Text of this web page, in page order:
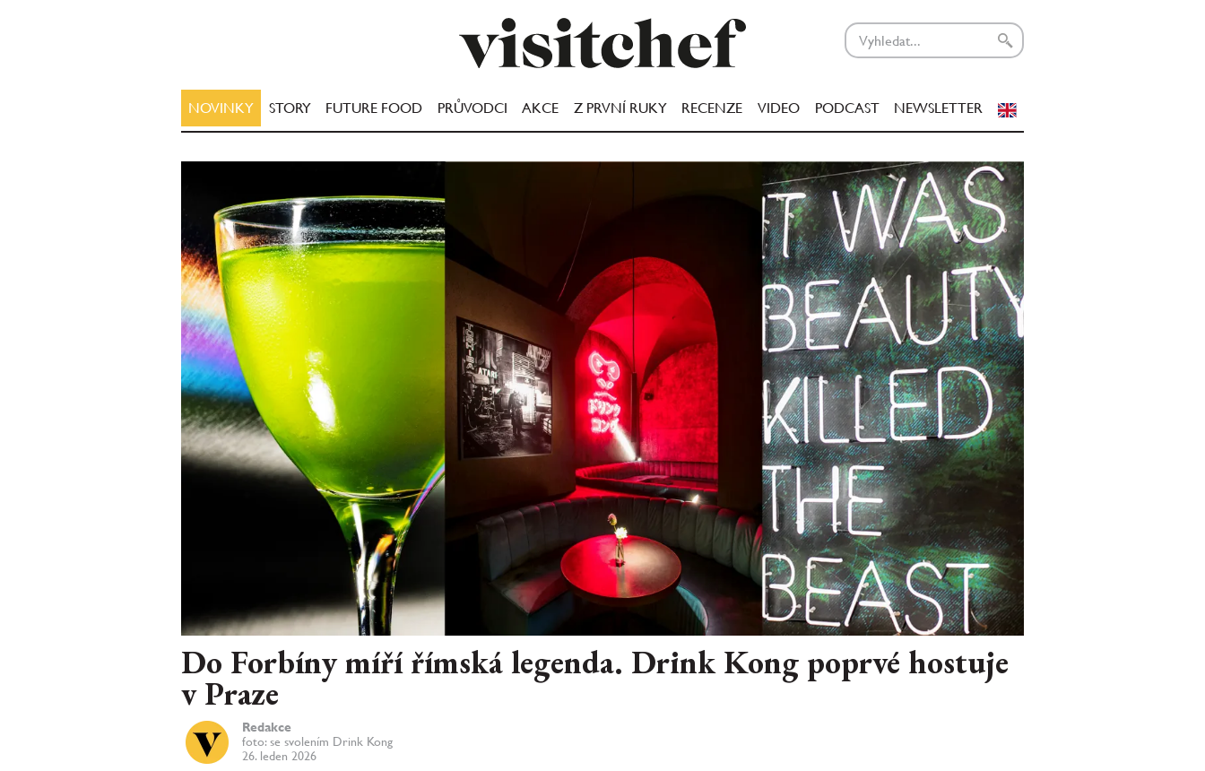
NOVINKY STORY FUTURE FOOD PRŮVODCI AKCE Z PRVNÍ RUKY RECENZE VIDEO PODCAST NEWSLETTER
Do Forbíny míří římská legenda. Drink Kong poprvé hostuje
v Praze
Redakce
foto: se svolením Drink Kong
26. leden 2026